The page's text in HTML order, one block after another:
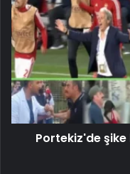
Portekiz'de